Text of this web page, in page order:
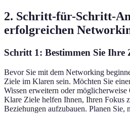
2. Schritt-für-Schritt-
erfolgreichen
Schritt 1: Bestimmen Sie Ihre
Bevor Sie mit dem Networking
Ziele im Klaren sein. Möchten Sie
Wissen erweitern oder möglicherweise
Klare Ziele helfen Ihnen, Ihren Fokus
Beziehungen aufzubauen. Planen Sie,